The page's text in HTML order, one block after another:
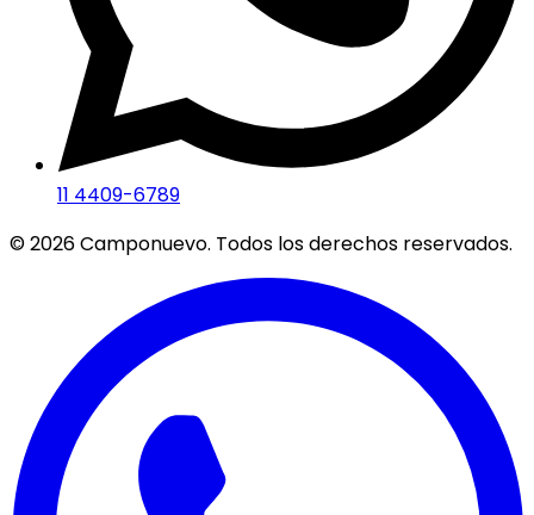
11 4409-6789
©2026Camponuevo. Todos los derechos reservados.